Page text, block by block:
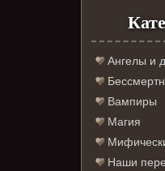
Ангелы и
Вампиры
Магия
Наши